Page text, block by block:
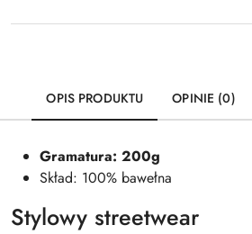
OPIS PRODUKTU OPINIE (0)
Gramatura: 200g
Skład: 100% bawełna
Stylowy streetwear